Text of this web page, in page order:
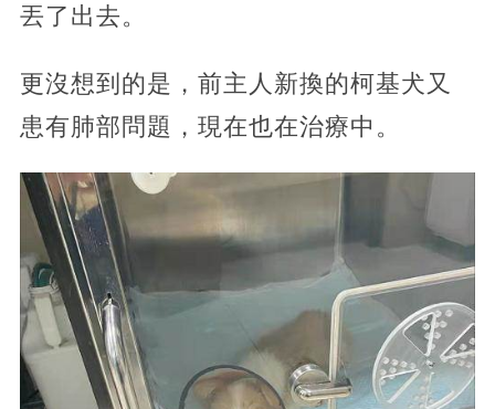
丟了出去。
更沒想到的是，前主人新換的柯基犬又
患有肺部問題，現在也在治療中。